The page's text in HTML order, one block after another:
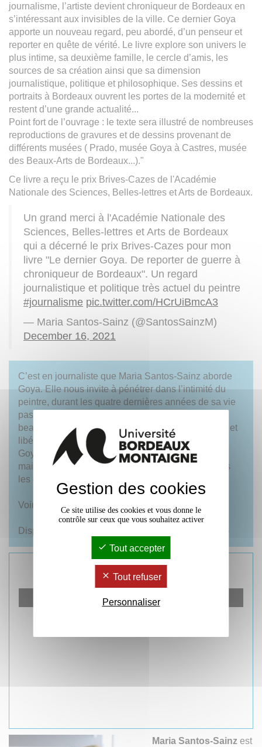
journalisme, l’artiste devient chroniqueur de Bordeaux en
s’intéressant aux invisibles de la ville. Ce dernier Goya
apporte un nouveau regard, peu abordé, d’un penseur et
reporter en quête de vérité. Le livre explore son univers le
plus intime, sa deuxième famille, le cercle d’amis, les
sources de sa création ainsi que sa dimension
journalistique, politique et philosophique. Ses dessins et
portraits à Bordeaux ouvrent les portes de la modernité et
restent d’une grande actualité...
Point fort de l’ouvrage : le texte sera illustré de nombreuses
reproductions de gravures et de dessins provenant de
différents musées ( Prado, musée Goya à Castres, musée
des Beaux-Arts de Bordeaux...)."
Ce livre a reçu le prix Brives-Cazes de l'Académie
Nationale des Sciences, Belles-lettres et Arts de Bordeaux.
Un grand merci à l'Académie Nationale des
Sciences, Belles-lettres et Arts de Bordeaux
qui a décerné le prix Brives-Cazes pour mon
livre "Le dernier Goya. De reporter de guerre à
chroniqueur de Bordeaux". Un regard
journalistique et politique très actuel du peintre
#journalisme pic.twitter.com/HCrUiBmcA3
— Maria Santos-Sainz (@SantosSainzM)
December 16, 2021
C’est en journaliste que Maria Santos-Sainz aborde
Goya. Elle nous invite à pénétrer dans l’intimité du
peintre, durant les quatre dernières années de sa vie
passées à Bordeaux qui accueillait à l’époque
beaucoup de réfugiés espagnols « afrancesados » et
libéraux, en opposition avec le régime en vigueur.
Goya, devient alors chroniqueur, reporter de la ville
mais sa vision porte bien au-delà, il n’en oublie pas
les désastres de la Guerre, la cruauté extrême.
Voir le site des Editions Cairn
Disponible dans les
Le samedi 21 novembre :
YouTube est désactivé.
Maria Santos-Sainz est
Gestion des cookies
Ce site utilise des cookies et vous donne le
contrôle sur ceux que vous souhaitez activer
Tout accepter
Tout refuser
Personnaliser